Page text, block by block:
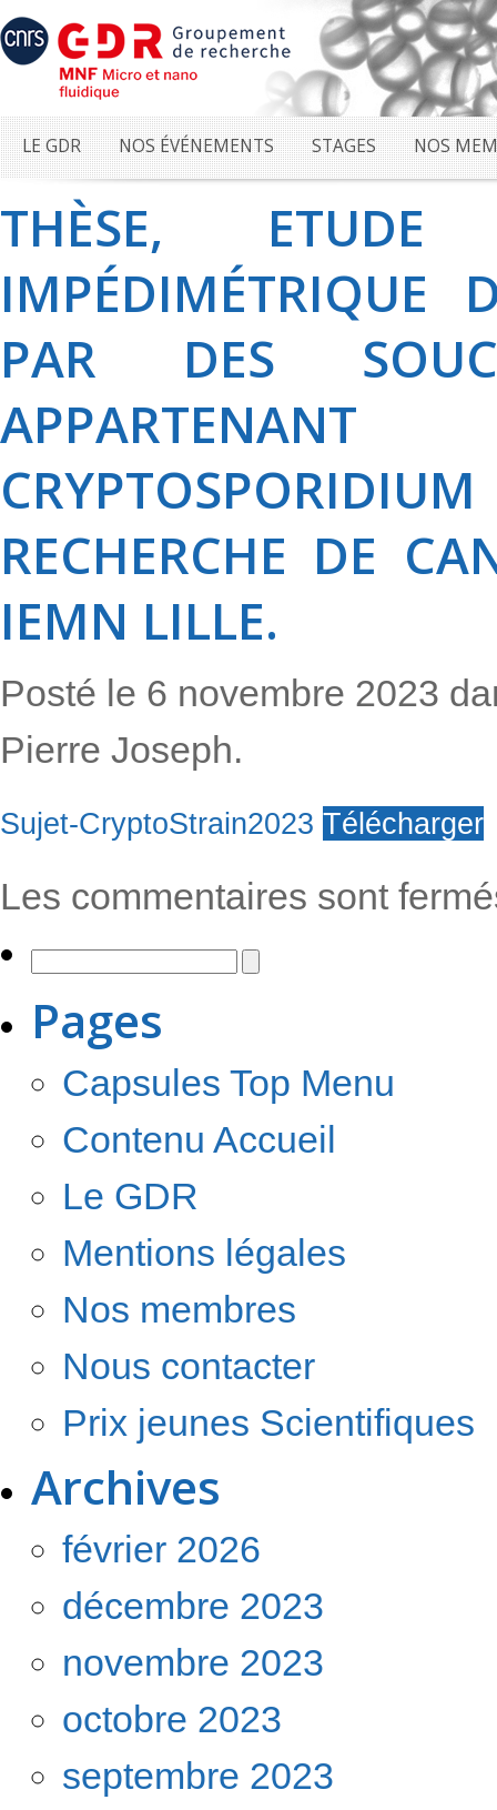
LE GDR NOS ÉVÉNEMENTS STAGES NOS
THÈSE,
IMPÉDIMÉTRIQUE
PAR DES
RECHERCHE DE
IEMN LILLE.
Posté le 6 novembre 2023
Pierre Joseph.
Sujet-CryptoStrain2023 Télécharger
Les commentaires sont
Pages
Capsules Top Menu
Contenu Accueil
Le GDR
Mentions légales
Nos membres
Nous contacter
Prix jeunes Scientifiques
Archives
février 2026
décembre 2023
novembre 2023
octobre 2023
septembre 2023